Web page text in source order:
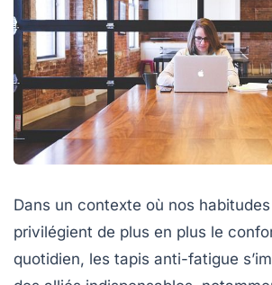
Dans un contexte où nos
privilégient de plus en plus le
quotidien, les tapis anti-fatigue